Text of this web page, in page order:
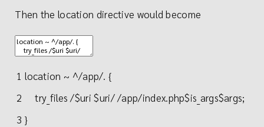
Then the location directive would become
1
2
3
location ~ ^/app/. {
try_files /$uri $uri//app/index.php$is_args$args;
}